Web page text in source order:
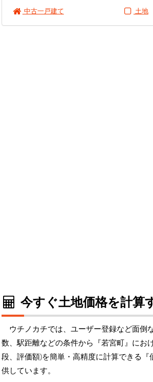
中古一戸建て
土地
今すぐ土地価格を計算
ウチノカチでは、ユーザー登録など面倒
数、駅距離などの条件から『若宮町』にお
段、評価額)を簡単・高精度に計算できる『
供しています。